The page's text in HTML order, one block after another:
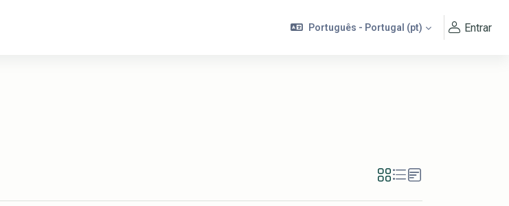
Português - Portugal ‎(pt)‎ Entrar